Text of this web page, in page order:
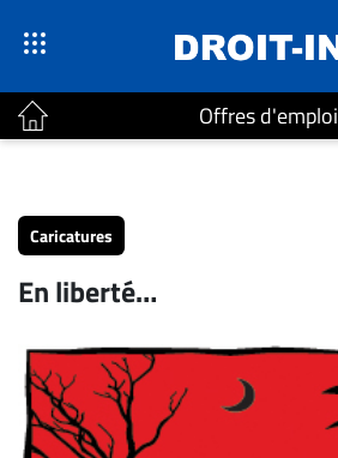
Offres d'emploi
Accueil
Continu
Bureaux
Conseillers
Juridiques
Caricatures
En liberté…